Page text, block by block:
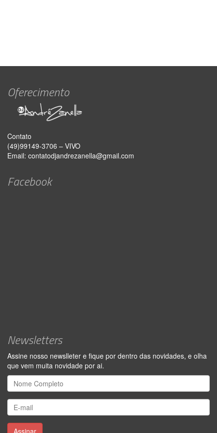
Oferecimento
Contato
(49)99149-3706 – VIVO
Email: contatodjandrezanella@gmail.com
Facebook
Newsletters
Assine nosso newslleter e fique por dentro das novidades, e olha
que vem muita novidade por ai.
Assinar